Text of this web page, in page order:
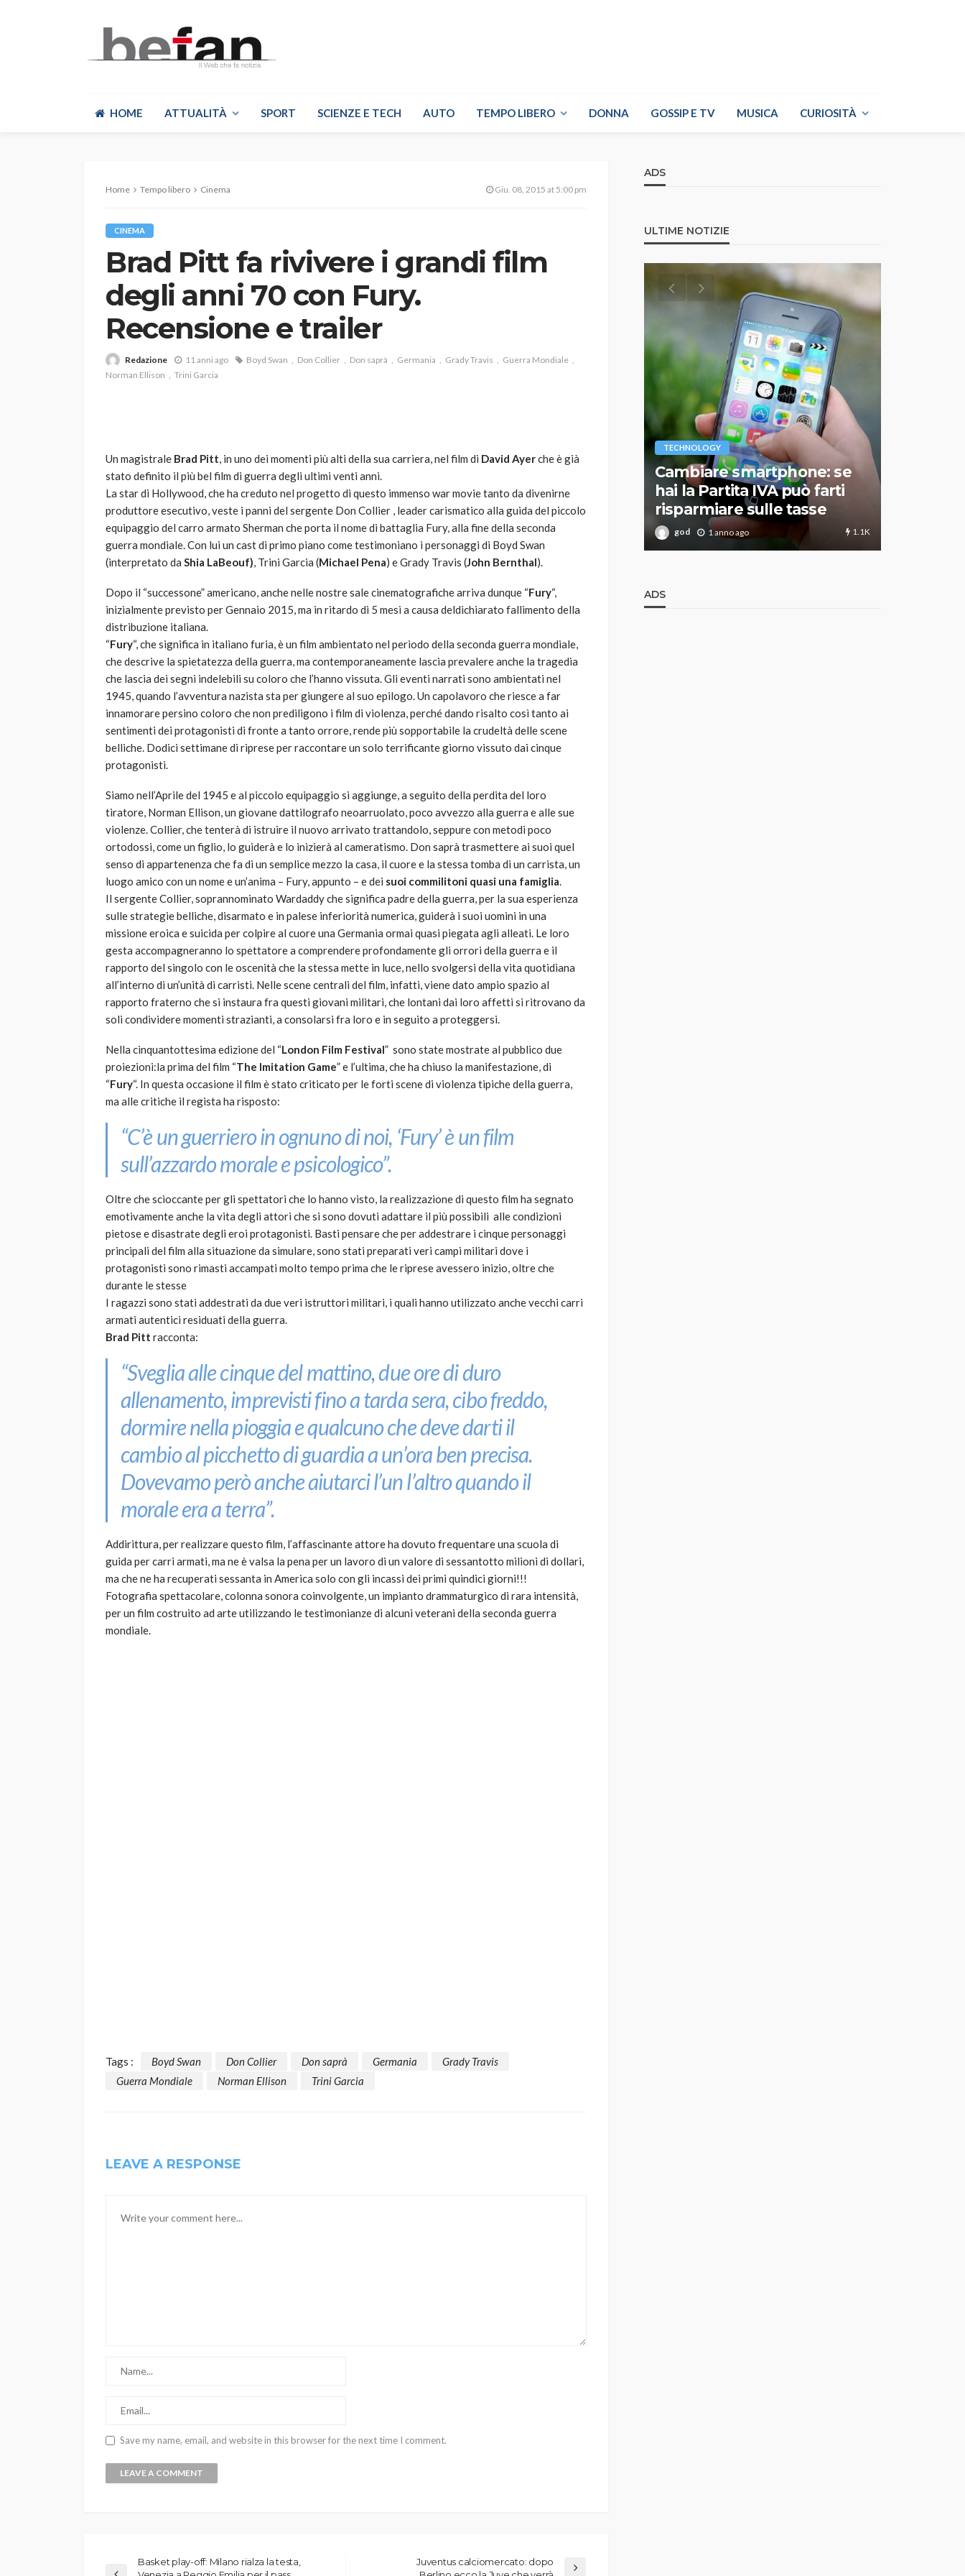
HOME ATTUALITÀ SPORT SCIENZE E TECH AUTO TEMPO LIBERO DONNA GOSSIP E TV MUSICA CURIOSITÀ
Home Tempo libero Cinema Giu. 08, 2015 at 5:00 pm
CINEMA
Brad Pitt fa rivivere i grandi film
degli anni 70 con Fury.
Recensione e trailer
Redazione 11 anni ago Boyd Swan Don Collier Don saprà Germania Grady Travis
Guerra Mondiale
Norman Ellison
Trini Garcia
Un magistrale Brad Pitt, in uno dei momenti più alti della sua carriera, nel film di David Ayerche è già
stato definito il più bel film di guerra degli ultimi venti anni.
La star di Hollywood, che ha creduto nel progetto di questo immenso war movie tanto da divenirne
produttore esecutivo, veste i panni del sergente Don Collier , leader carismatico alla guida del piccolo
equipaggio del carro armato Sherman che porta il nome di battaglia Fury, alla fine della seconda
guerra mondiale. Con lui un cast di primo piano come testimoniano i personaggi di Boyd Swan
(interpretato da Shia LaBeouf), Trini Garcia (Michael Pena) e Grady Travis (John Bernthal).
Dopo il “successone” americano, anche nelle nostre sale cinematografiche arriva dunque “Fury“,
inizialmente previsto per Gennaio 2015, ma in ritardo di 5 mesi a causa deldichiarato fallimento della
distribuzione italiana.
“Fury“, che significa in italiano furia, è un film ambientato nel periodo della seconda guerra mondiale,
che descrive la spietatezza della guerra, ma contemporaneamente lascia prevalere anche la tragedia
che lascia dei segni indelebili su coloro che l’hanno vissuta. Gli eventi narrati sono ambientati nel
1945, quando l’avventura nazista sta per giungere al suo epilogo. Un capolavoro che riesce a far
innamorare persino coloro che non prediligono i film di violenza, perché dando risalto così tanto ai
sentimenti dei protagonisti di fronte a tanto orrore, rende più sopportabile la crudeltà delle scene
belliche. Dodici settimane di riprese per raccontare un solo terrificante giorno vissuto dai cinque
protagonisti.
Siamo nell’Aprile del 1945 e al piccolo equipaggio si aggiunge, a seguito della perdita del loro
tiratore, Norman Ellison, un giovane dattilografo neoarruolato, poco avvezzo alla guerra e alle sue
violenze. Collier, che tenterà di istruire il nuovo arrivato trattandolo, seppure con metodi poco
ortodossi, come un figlio, lo guiderà e lo inizierà al cameratismo. Don saprà trasmettere ai suoi quel
senso di appartenenza che fa di un semplice mezzo la casa, il cuore e la stessa tomba di un carrista, un
luogo amico con un nome e un’anima – Fury, appunto – e dei suoi commilitoni quasi una famiglia.
Il sergente Collier, soprannominato Wardaddy che significa padre della guerra, per la sua esperienza
sulle strategie belliche, disarmato e in palese inferiorità numerica, guiderà i suoi uomini in una
missione eroica e suicida per colpire al cuore una Germania ormai quasi piegata agli alleati. Le loro
gesta accompagneranno lo spettatore a comprendere profondamente gli orrori della guerra e il
rapporto del singolo con le oscenità che la stessa mette in luce, nello svolgersi della vita quotidiana
all’interno di un’unità di carristi. Nelle scene centrali del film, infatti, viene dato ampio spazio al
rapporto fraterno che si instaura fra questi giovani militari, che lontani dai loro affetti si ritrovano da
soli condividere momenti strazianti, a consolarsi fra loro e in seguito a proteggersi.
Nella cinquantottesima edizione del “London Film Festival” sono state mostrate al pubblico due
proiezioni:la prima del film “The Imitation Game” e l’ultima, che ha chiuso la manifestazione, di
“Fury“. In questa occasione il film è stato criticato per le forti scene di violenza tipiche della guerra,
ma alle critiche il regista ha risposto:
“C’è un guerriero in ognuno di noi, ‘Fury’ è un film
sull’azzardo morale e psicologico”.
Oltre che scioccante per gli spettatori che lo hanno visto, la realizzazione di questo film ha segnato
emotivamente anche la vita degli attori che si sono dovuti adattare il più possibili alle condizioni
pietose e disastrate degli eroi protagonisti. Basti pensare che per addestrare i cinque personaggi
principali del film alla situazione da simulare, sono stati preparati veri campi militari dove i
protagonisti sono rimasti accampati molto tempo prima che le riprese avessero inizio, oltre che
durante le stesse
I ragazzi sono stati addestrati da due veri istruttori militari, i quali hanno utilizzato anche vecchi carri
armati autentici residuati della guerra.
Brad Pitt racconta:
“Sveglia alle cinque del mattino, due ore di duro
allenamento, imprevisti fino a tarda sera, cibo freddo,
dormire nella pioggia e qualcuno che deve darti il
cambio al picchetto di guardia a un’ora ben precisa.
Dovevamo però anche aiutarci l’un l’altro quando il
morale era a terra”.
Addirittura, per realizzare questo film, l’affascinante attore ha dovuto frequentare una scuola di
guida per carri armati, ma ne è valsa la pena per un lavoro di un valore di sessantotto milioni di dollari,
ma che ne ha recuperati sessanta in America solo con gli incassi dei primi quindici giorni!!!
Fotografia spettacolare, colonna sonora coinvolgente, un impianto drammaturgico di rara intensità,
per un film costruito ad arte utilizzando le testimonianze di alcuni veterani della seconda guerra
mondiale.
Tags : Boyd Swan Don Collier Don saprà Germania
Grady Travis
Guerra Mondiale
Norman Ellison Trini Garcia
LEAVE A RESPONSE
Save my name, email, and website in this browser for the next time I comment.
Basket play-off: Milano rialza la testa,
Juventus calciomercato: dopo
ADS
ULTIME NOTIZIE
VARIE
Robot tagliaerba: quale
scegliere per il tuo prato
god 1 anno ago 784
Davis: tennis mondiale e
l’automobilismo
abbracciano la stessa causa
god 9 mesi ago
TECHNOLOGY
Cambiare smartphone: se
hai la Partita IVA può farti
risparmiare sulle tasse
god 1 anno ago 1.1K
ADS